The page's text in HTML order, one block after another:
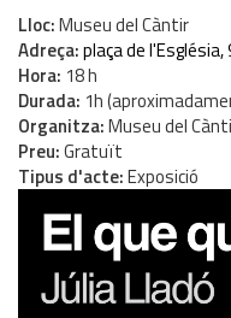
Lloc Museu del Càntir
Adreça plaça de l'Església,
Hora 18 h
Durada 1h
Organitza Museu del
Preu Gratuït
Tipus d'acte Exposició